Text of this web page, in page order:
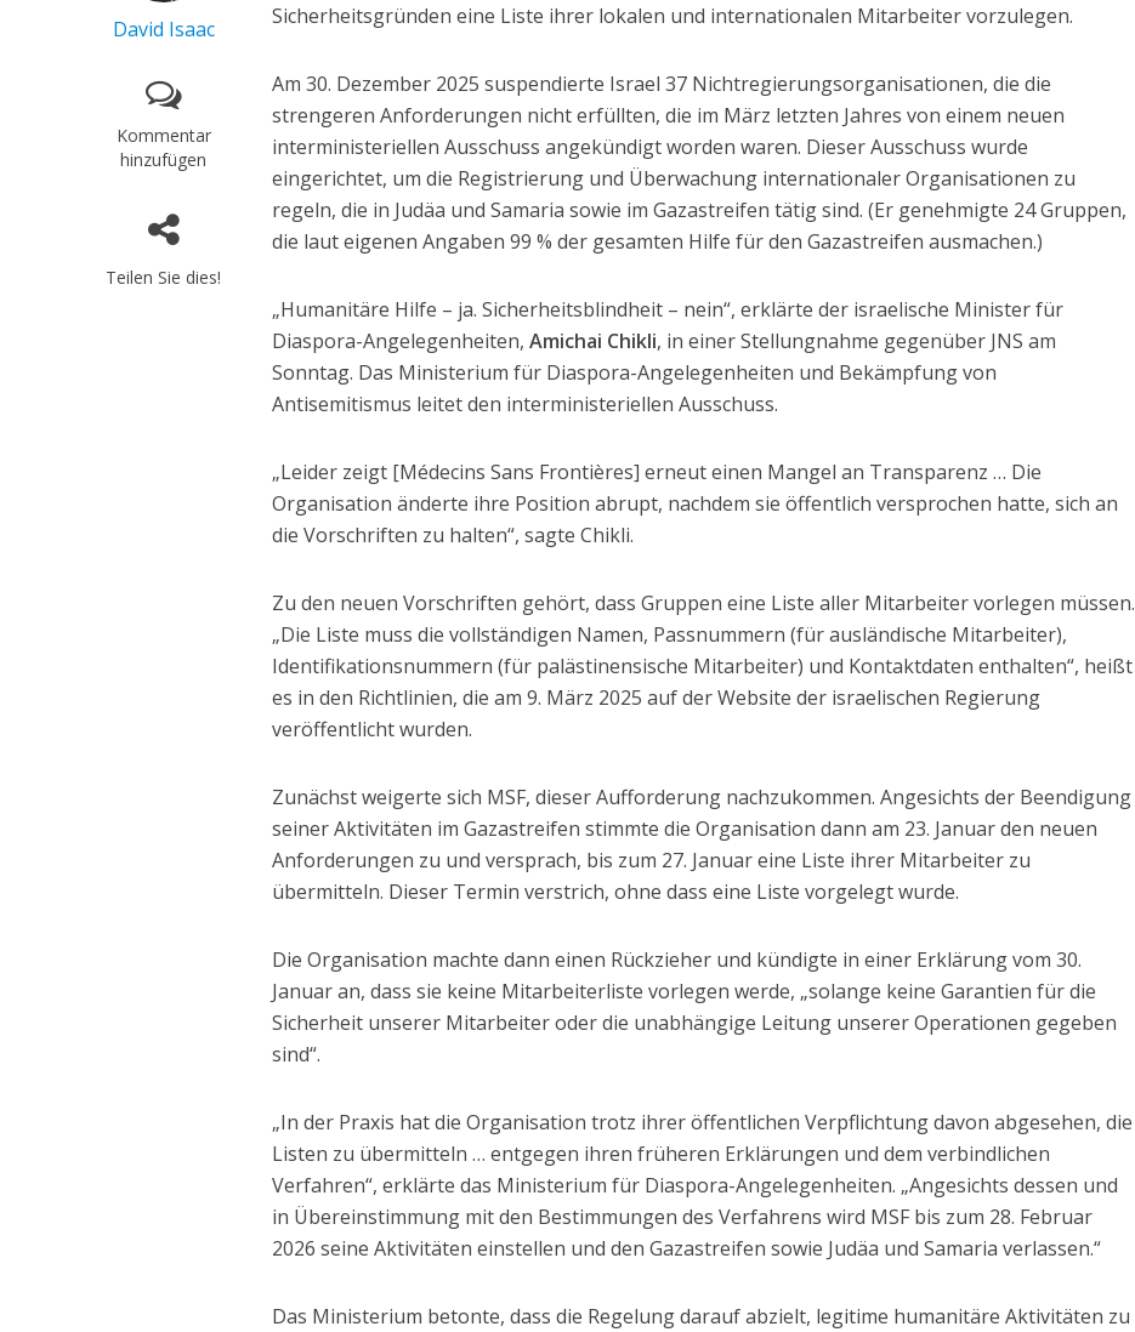
David Isaac
Kommentar
hinzufügen
Teilen Sie dies!
Sicherheitsgründen eine Liste ihrer lokalen und internationalen Mitarbeiter vorzulegen.
Am 30. Dezember 2025 suspendierte Israel 37 Nichtregierungsorganisationen, die die
strengeren Anforderungen nicht erfüllten, die im März letzten Jahres von einem neuen
interministeriellen Ausschuss angekündigt worden waren. Dieser Ausschuss wurde
eingerichtet, um die Registrierung und Überwachung internationaler Organisationen zu
regeln, die in Judäa und Samaria sowie im Gazastreifen tätig sind. (Er genehmigte 24 Gruppen,
die laut eigenen Angaben 99 % der gesamten Hilfe für den Gazastreifen ausmachen.)
„Humanitäre Hilfe – ja. Sicherheitsblindheit – nein“, erklärte der israelische Minister für
Diaspora-Angelegenheiten,Amichai Chikli, in einer Stellungnahme gegenüber JNS am
Sonntag. Das Ministerium für Diaspora-Angelegenheiten und Bekämpfung von
Antisemitismus leitet den interministeriellen Ausschuss.
„Leider zeigt [Médecins Sans Frontières] erneut einen Mangel an Transparenz … Die
Organisation änderte ihre Position abrupt, nachdem sie öffentlich versprochen hatte, sich an
die Vorschriften zu halten“, sagte Chikli.
Zu den neuen Vorschriften gehört, dass Gruppen eine Liste aller Mitarbeiter vorlegen müssen.
„Die Liste muss die vollständigen Namen, Passnummern (für ausländische Mitarbeiter),
Identifikationsnummern (für palästinensische Mitarbeiter) und Kontaktdaten enthalten“, heißt
es in den Richtlinien, die am 9. März 2025 auf der Website der israelischen Regierung
veröffentlicht wurden.
Zunächst weigerte sich MSF, dieser Aufforderung nachzukommen. Angesichts der Beendigung
seiner Aktivitäten im Gazastreifen stimmte die Organisation dann am 23. Januar den neuen
Anforderungen zu und versprach, bis zum 27. Januar eine Liste ihrer Mitarbeiter zu
übermitteln. Dieser Termin verstrich, ohne dass eine Liste vorgelegt wurde.
Die Organisation machte dann einen Rückzieher und kündigte in einer Erklärung vom 30.
Januar an, dass sie keine Mitarbeiterliste vorlegen werde, „solange keine Garantien für die
Sicherheit unserer Mitarbeiter oder die unabhängige Leitung unserer Operationen gegeben
sind“.
„In der Praxis hat die Organisation trotz ihrer öffentlichen Verpflichtung davon abgesehen, die
Listen zu übermitteln … entgegen ihren früheren Erklärungen und dem verbindlichen
Verfahren“, erklärte das Ministerium für Diaspora-Angelegenheiten. „Angesichts dessen und
in Übereinstimmung mit den Bestimmungen des Verfahrens wird MSF bis zum 28. Februar
2026 seine Aktivitäten einstellen und den Gazastreifen sowie Judäa und Samaria verlassen.“
Das Ministerium betonte, dass die Regelung darauf abzielt, legitime humanitäre Aktivitäten zu